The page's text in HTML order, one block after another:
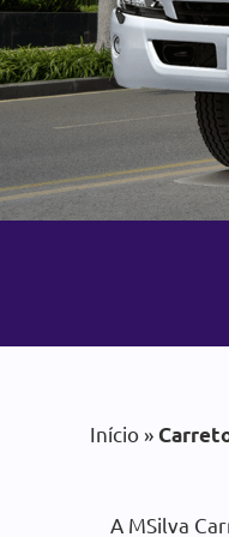
Início »
A MSilva